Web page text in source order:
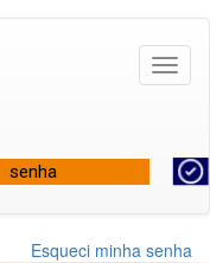
Esqueci minha senha